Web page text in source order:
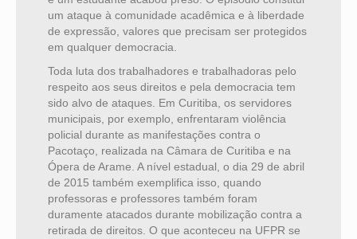
um ataque à comunidade acadêmica e à liberdade
de expressão, valores que precisam ser protegidos
em qualquer democracia.
Toda luta dos trabalhadores e trabalhadoras pelo
respeito aos seus direitos e pela democracia tem
sido alvo de ataques. Em Curitiba, os servidores
municipais, por exemplo, enfrentaram violência
policial durante as manifestações contra o
Pacotaço, realizada na Câmara de Curitiba e na
Ópera de Arame. A nível estadual, o dia 29 de abril
de 2015 também exemplifica isso, quando
professoras e professores também foram
duramente atacados durante mobilização contra a
retirada de direitos. O que aconteceu na UFPR se